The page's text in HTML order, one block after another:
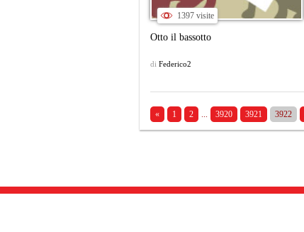
1397 visite
Otto il bassotto
di Federico2
« 1 2 ... 3920 3921 3922